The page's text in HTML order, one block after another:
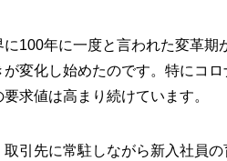
100年に一度と言われた変革
変化し始めたのです。特にコ
求値は高まり続けています。
引先に常駐しながら新入社員